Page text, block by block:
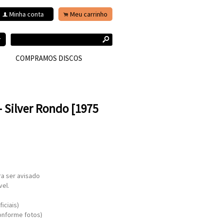
f Minha conta . Meu carrinho
s
COMPRAMOS DISCOS
Rondo [1975
ser avisado
fotos)